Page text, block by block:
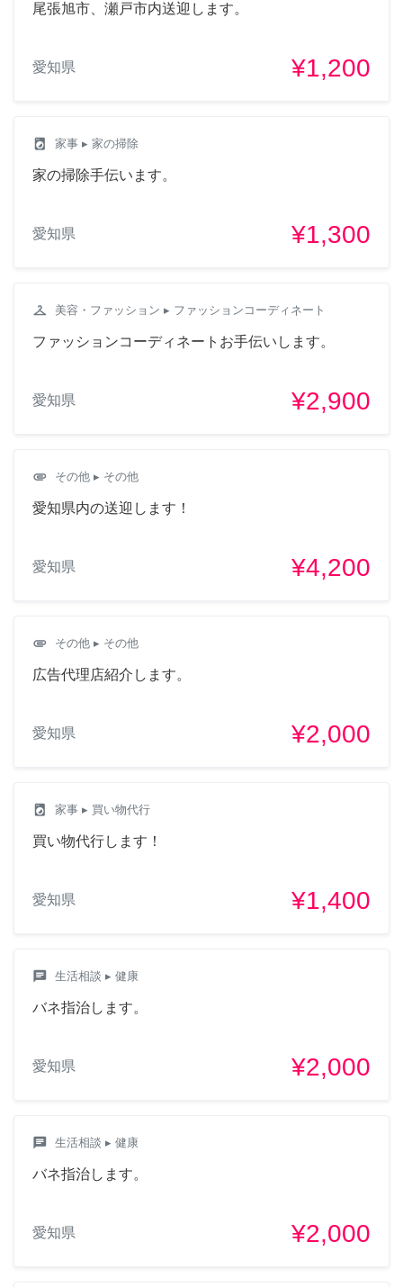
尾張旭市、瀬戸市内送迎します。
愛知県 ¥1,200
local_laundry_service 家事 ▸ 家の掃除
家の掃除手伝います。
愛知県 ¥1,300
checkroom 美容・ファッション ▸ ファッションコーディネート
ファッションコーディネートお手伝いします。
愛知県 ¥2,900
attachment その他 ▸ その他
愛知県内の送迎します！
愛知県 ¥4,200
attachment その他 ▸ その他
広告代理店紹介します。
愛知県 ¥2,000
local_laundry_service 家事 ▸ 買い物代行
買い物代行します！
愛知県 ¥1,400
chat 生活相談 ▸ 健康
バネ指治します。
愛知県 ¥2,000
chat 生活相談 ▸ 健康
バネ指治します。
愛知県 ¥2,000